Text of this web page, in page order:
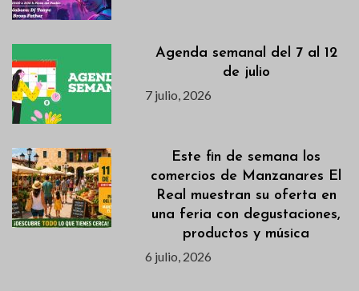
Agenda semanal del 7 al 12
de julio
7 julio, 2026
Este fin de semana los
comercios de Manzanares El
Real muestran su oferta en
una feria con degustaciones,
productos y música
6 julio, 2026